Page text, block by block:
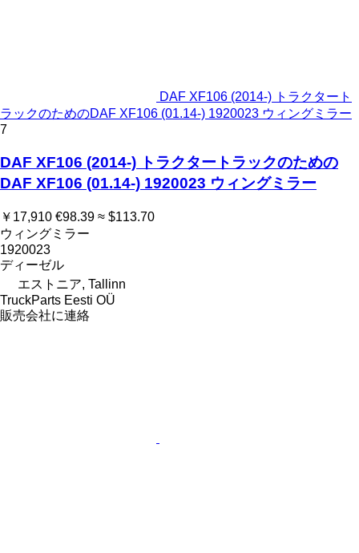
DAF XF106 (2014-) トラクタート
ラックのためのDAF XF106 (01.14-) 1920023 ウィングミラー
7
DAF XF106 (2014-) トラクタートラックのための
DAF XF106 (01.14-) 1920023 ウィングミラー
￥17,910 €98.39 ≈ $113.70
ウィングミラー
1920023
ディーゼル
エストニア, Tallinn
TruckParts Eesti OÜ
販売会社に連絡